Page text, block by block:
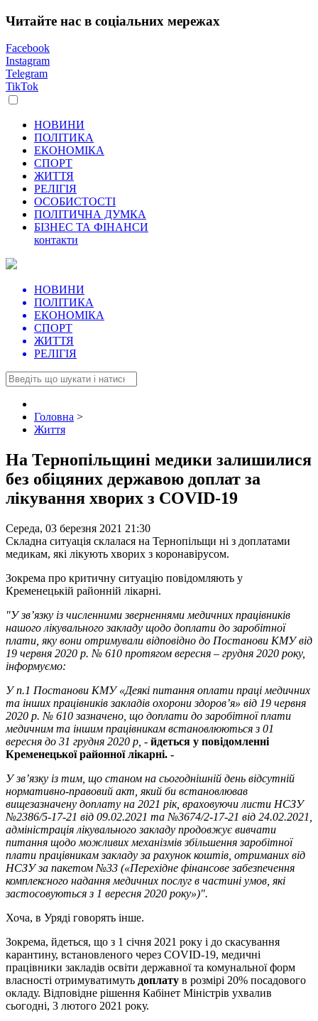
Читайте нас в соціальних мережах
Facebook
Instagram
Telegram
TikTok
НОВИНИ
ПОЛІТИКА
ЕКОНОМІКА
СПОРТ
ЖИТТЯ
РЕЛІГІЯ
ОСОБИСТОСТІ
ПОЛІТИЧНА ДУМКА
БІЗНЕС ТА ФІНАНСИ
контакти
НОВИНИ
ПОЛІТИКА
ЕКОНОМІКА
СПОРТ
ЖИТТЯ
РЕЛІГІЯ
Головна >
Життя
На Тернопільщині медики залишилися
без обіцяних державою доплат за
лікування хворих з COVID-19
Середа, 03 березня 2021 21:30
Складна ситуація склалася на Тернопільщи ні з доплатами
медикам, які лікують хворих з коронавірусом.
Зокрема про критичну ситуацію повідомляють у
Кременецькій районній лікарні.
"У зв’язку із численними зверненнями медичних працівників
нашого лікувального закладу щодо доплати до заробітної
плати, яку вони отримували відповідно до Постанови КМУ від
19 червня 2020 р. № 610 протягом вересня – грудня 2020 року,
інформуємо:
У п.1 Постанови КМУ «Деякі питання оплати праці медичних
та інших працівників закладів охорони здоров’я» від 19 червня
2020 р. № 610 зазначено, що доплати до заробітної плати
медичним та іншим працівникам встановлюються з 01
вересня до 31 грудня 2020 р, - йдеться у повідомленні
Кременецької районної лікарні. -
У зв’язку із тим, що станом на сьогоднішній день відсутній
нормативно-правовий акт, який би встановлював
вищезазначену доплату на 2021 рік, враховуючи листи НСЗУ
№2386/5-17-21 від 09.02.2021 та №3674/2-17-21 від 24.02.2021,
адміністрація лікувального закладу продовжує вивчати
питання щодо можливих механізмів збільшення заробітної
плати працівникам закладу за рахунок коштів, отриманих від
НСЗУ за пакетом №33 («Перехідне фінансове забезпечення
комплексного надання медичних послуг в частині умов, які
застосовуються з 1 вересня 2020 року»)".
Хоча, в Уряді говорять інше.
Зокрема, йдеться, що з 1 січня 2021 року і до скасування
карантину, встановленого через COVID-19, медичні
працівники закладів освіти державної та комунальної форм
власності отримуватимуть доплату в розмірі 20% посадового
окладу. Відповідне рішення Кабінет Міністрів ухвалив
сьогодні, 3 лютого 2021 року.